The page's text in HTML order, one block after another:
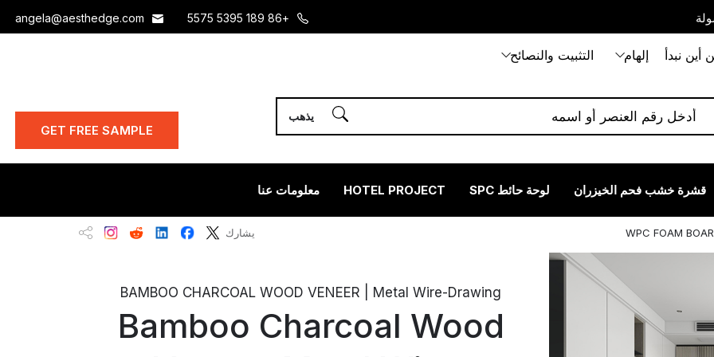
+86 189 5395 5575
angela@aesthedge.com
أين نبدأ إلهام التثبيت والنصائح
GET FREE SAMPLE
قشرة خشب فحم الخيزران لوحة حائط SPC HOTEL PROJECT معلومات عنا
WPC FOAM يشارك
BAMBOO CHARCOAL WOOD VENEER | Metal Wire-Drawing
Bamboo Charcoal Wood